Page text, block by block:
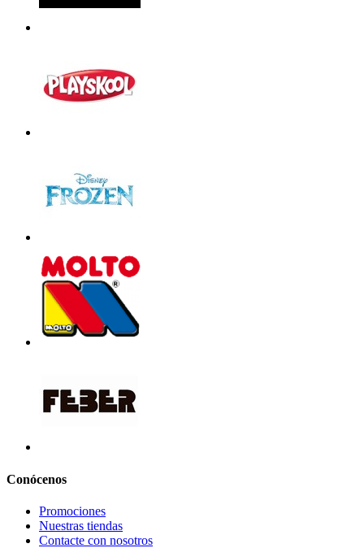
Conócenos
Promociones
Nuestras tiendas
Contacte con nosotros